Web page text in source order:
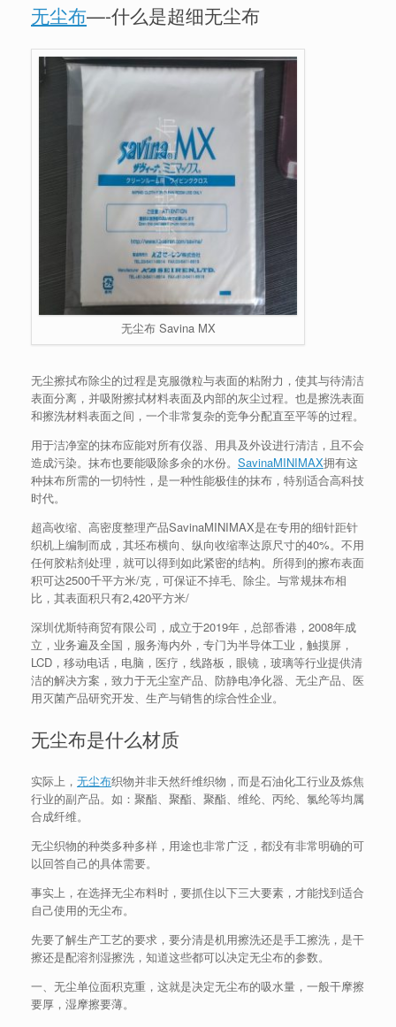
无尘布—-什么是超细无尘布
无尘布 Savina MX
无尘擦拭布除尘的过程是克服微粒与表面的粘附力，使其与待清洁
表面分离，并吸附擦拭材料表面及内部的灰尘过程。也是擦洗表面
和擦洗材料表面之间，一个非常复杂的竞争分配直至平等的过程。
用于洁净室的抹布应能对所有仪器、用具及外设进行清洁，且不会
造成污染。抹布也要能吸除多余的水份。 SavinaMINIMAX拥有这
种抹布所需的一切特性，是一种性能极佳的抹布，特别适合高科技
时代。
超高收缩、高密度整理产品SavinaMINIMAX是在专用的细针距针
织机上编制而成，其坯布横向、纵向收缩率达原尺寸的40%。不用
任何胶粘剂处理，就可以得到如此紧密的结构。所得到的擦布表面
积可达2500千平方米/克，可保证不掉毛、除尘。与常规抹布相
比，其表面积只有2,420平方米/
深圳优斯特商贸有限公司，成立于2019年，总部香港，2008年成
立，业务遍及全国，服务海内外，专门为半导体工业，触摸屏，
LCD，移动电话，电脑，医疗，线路板，眼镜，玻璃等行业提供清
洁的解决方案，致力于无尘室产品、防静电净化器、无尘产品、医
用灭菌产品研究开发、生产与销售的综合性企业。
无尘布是什么材质
实际上， 无尘布织物并非天然纤维织物，而是石油化工行业及炼焦
行业的副产品。如：聚酯、聚酯、聚酯、维纶、丙纶、氯纶等均属
合成纤维。
无尘织物的种类多种多样，用途也非常广泛，都没有非常明确的可
以回答自己的具体需要。
事实上，在选择无尘布料时，要抓住以下三大要素，才能找到适合
自己使用的无尘布。
先要了解生产工艺的要求，要分清是机用擦洗还是手工擦洗，是干
擦还是配溶剂湿擦洗，知道这些都可以决定无尘布的参数。
一、无尘单位面积克重，这就是决定无尘布的吸水量，一般干摩擦
要厚，湿摩擦要薄。